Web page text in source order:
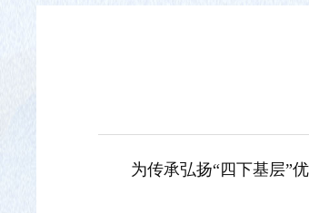
为传承弘扬“四下基层”